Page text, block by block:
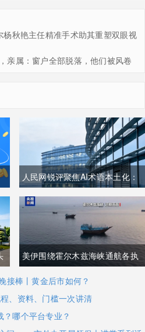
秋艳主任精准手术助其重塑双眼视
亲属：窗户全部脱落，他们被风卷
人民网锐评聚焦AI术语本土化：
夯实中文科技话语体系关乎全球
科技话语权争夺
美伊围绕霍尔木兹海峡通航各执
一词，美方称临时协议即将落
地，伊朗坚称仅与阿曼双边磋
商、通航恢复取决于美方态度
接棒丨黄金后市如何？
、资料、门槛一次讲清
哪个平台专业？